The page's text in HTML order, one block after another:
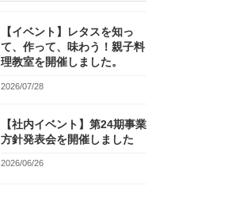
【イベント】レタスを知っ
て、作って、味わう！親子料
理教室を開催しました。
2026/07/28
【社内イベント】第24期事業
方針発表会を開催しました
2026/06/26